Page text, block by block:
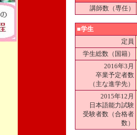
講師数（専任）
■学生
定員
学生総数（国籍）
2016年3月
卒業予定者数
（主な進学先）
2015年12月
日本語能力試験
受験者数（合格者
数）